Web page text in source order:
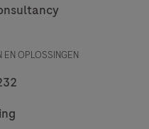
EN OPLOSSINGEN